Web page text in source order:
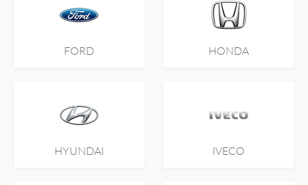
FORD HONDA
HYUNDAI IVECO